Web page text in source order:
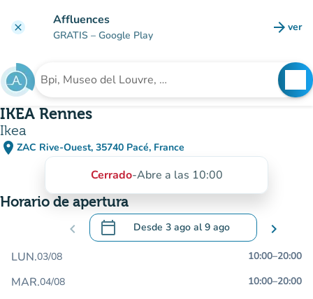
clear Affluences
GRATIS – Google Play arrow_forward ver
Buscar un establecimiento
IKEA Rennes
Ikea
place ZAC Rive-Ouest, 35740 Pacé, France
(abrir en Google Maps)
(nueva pestaña)
Cerrado-Abre a las 10:00
Horario de apertura
chevron_left calendar_today Desde 3 ago al9 ago
.Abra el calendario para cambiar las
chevron_right
LUN.03/08 10:00–20:00
MAR.04/08 10:00–20:00